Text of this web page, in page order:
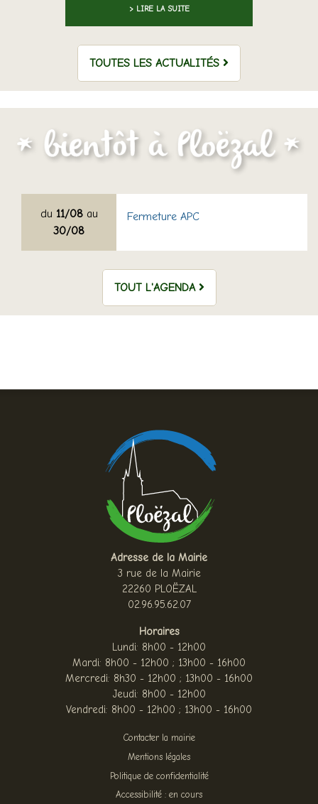
> LIRE LA SUITE
TOUTES LES ACTUALITÉS
du 11/08au
30/08
Fermeture APC
TOUT L'AGENDA
Adresse de la Mairie
3 rue de la Mairie
22260 PLOËZAL
02.96.95.62.07
Horaires
Lundi: 8h00 - 12h00
Mardi: 8h00 - 12h00 ; 13h00 - 16h00
Mercredi: 8h30 - 12h00 ; 13h00 - 16h00
Jeudi: 8h00 - 12h00
Vendredi: 8h00 - 12h00 ; 13h00 - 16h00
Contacter la mairie
Mentions légales
Politique de confidentialité
Accessibilité : en cours